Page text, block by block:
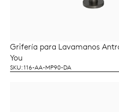
LEER
Grifería para Lavamanos
You
SKU: 116-AA-MP90-DA